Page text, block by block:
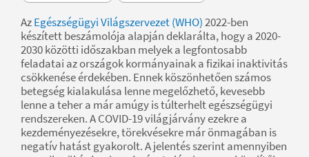
AzEgészségügyi Világszervezet (WHO)2022-ben
készített beszámolója alapján deklarálta, hogy a 2020-
2030 közötti időszakban melyek a legfontosabb
feladatai az országok kormányainak a fizikai inaktivitás
csökkenése érdekében. Ennek köszönhetően számos
betegség kialakulása lenne megelőzhető, kevesebb
lenne a teher a már amúgy is túlterhelt egészségügyi
rendszereken. A COVID-19 világjárvány ezekre a
kezdeményezésekre, törekvésekre már önmagában is
negatív hatást gyakorolt. A jelentés szerint amennyiben